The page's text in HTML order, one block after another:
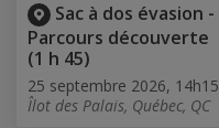
Sac à dos évasion -
Parcours découverte
(1 h 45)
25 septembre 2026, 14h15
Îlot des Palais, Québec, QC